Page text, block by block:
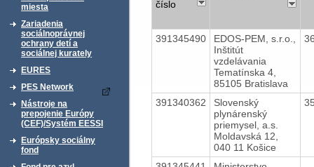
miesta
Zariadenia
sociálnoprávnej
ochrany detí a
sociálnej kurately
EURES
PES Network
Nástroje na
prepojenie Európy
(CEF)/Systém EESSI
Európsky sociálny
fond
číslo
391345490
EDOS-PEM, s.r.o.,
Inštitút
vzdelávania
Tematínska 4,
85105 Bratislava
391340362
Slovenský
plynárenský
priemysel, a.s.
Moldavská 12,
040 11 Košice